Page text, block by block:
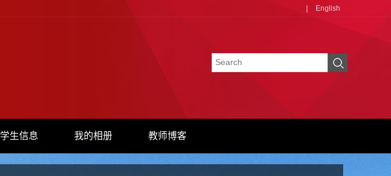
English
学生信息 我的相册 教师博客